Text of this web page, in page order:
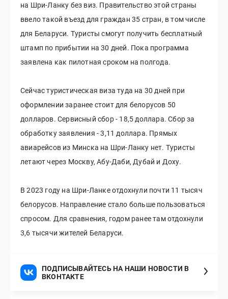
на Шри-Ланку без виз. Правительство этой страны
ввело такой въезд для граждан 35 стран, в том числе
для Беларуси. Туристы смогут получить бесплатный
штамп по прибытии на 30 дней. Пока программа
заявлена как пилотная сроком на полгода.
Сейчас туристическая виза туда на 30 дней при
оформлении заранее стоит для белорусов 50
долларов. Сервисный сбор - 18,5 доллара. Сбор за
обработку заявления - 3,11 доллара. Прямых
авиарейсов из Минска на Шри-Ланку нет. Туристы
летают через Москву, Абу-Даби, Дубай и Доху.
В 2023 году на Шри-Ланке отдохнули почти 11 тысяч
белорусов. Направление стало больше пользоваться
спросом. Для сравнения, годом ранее там отдохнули
3,6 тысячи жителей Беларуси.
ПОДПИСЫВАЙТЕСЬ НА НАШИ НОВОСТИ В
ВКОНТАКТЕ